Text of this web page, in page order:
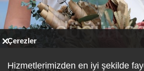
Çerezler
Hizmetlerimizden en iyi şekilde